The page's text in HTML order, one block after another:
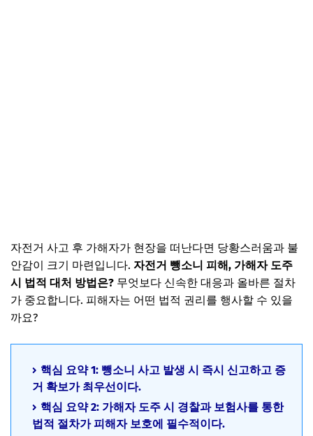
자전거 사고 후 가해자가 현장을 떠난다면 당황스러움과 불
안감이 크기 마련입니다. 자전거 뺑소니 피해, 가해자 도주
시 법적 대처 방법은? 무엇보다 신속한 대응과 올바른 절차
가 중요합니다. 피해자는 어떤 법적 권리를 행사할 수 있을
까요?
핵심 요약 1: 뺑소니 사고 발생 시 즉시 신고하고 증
거 확보가 최우선이다.
핵심 요약 2: 가해자 도주 시 경찰과 보험사를 통한
법적 절차가 피해자 보호에 필수적이다.